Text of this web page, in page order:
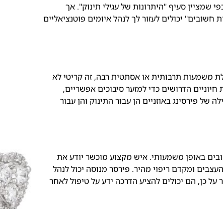
שמציין סעיף "היתרונות של עגילי תינוק". אך
יכולים לעזור לך לנהל איומים פוטנציאליים
משמעות תרבותית או אסתטית רבה, זה קריטי לא
הדרושים כדי למזער סיבוכים אפשריים,
פירסינג באוזניים הן עבור התינוק והן עבור
באופן משמעותי. איש מקצוע מוכשר יודע את
ומקדם ריפוי מהיר. פירסר מנוסה יכול לנהל
כן, הם יכולים להציע הדרכה ידע על טיפול לאחר